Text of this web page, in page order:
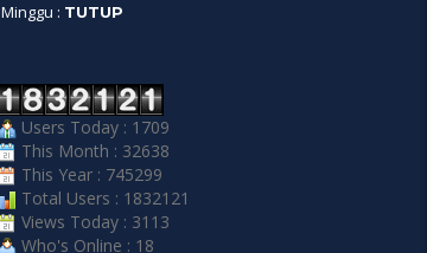
Minggu : TUTUP
Users Today : 1709
This Month : 32638
This Year : 745299
Total Users : 1832121
Views Today : 3113
Who's Online : 18